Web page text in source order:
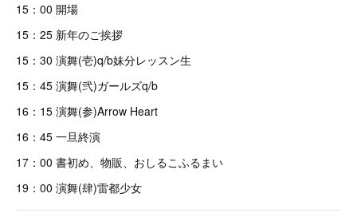
15：00 開場
15：25 新年のご挨拶
15：30 演舞(壱)q/b妹分レッスン生
15：45 演舞(弐)ガールズq/b
16：15 演舞(参)Arrow Heart
16：45 一旦終演
17：00 書初め、物販、おしるこふるまい
19：00 演舞(肆)雷都少女